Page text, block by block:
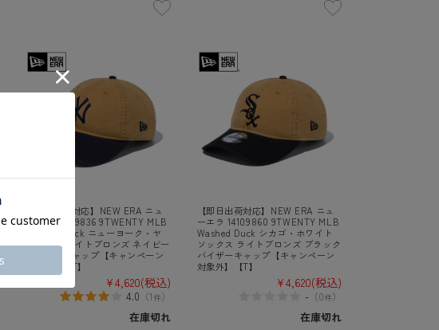
【即日出荷対応】NEW ERA ニュ
ーエラ 14109836 9TWENTY MLB
Washed Duck ニューヨーク・ヤ
ンキース ライトブロンズ ネイビー
バイザーキャップ【キャンペーン
対象外】【T】
¥4,620(税込)
4.0 （1件）
在庫切れ
【即日出荷対応】NEW ERA ニュ
ーエラ 14109860 9TWENTY MLB
Washed Duck シカゴ・ホワイト
ソックス ライトブロンズ ブラック
バイザーキャップ【キャンペーン
対象外】【T】
¥4,620(税込)
- （0件）
在庫切れ